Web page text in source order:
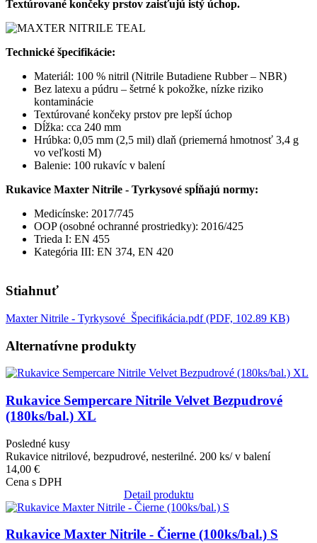
Textúrované končeky prstov zaisťujú istý úchop.
Technické špecifikácie:
Materiál: 100 % nitril (Nitrile Butadiene Rubber – NBR)
Bez latexu a púdru – šetrné k pokožke, nízke riziko
kontaminácie
Textúrované končeky prstov pre lepší úchop
Dĺžka: cca 240 mm
Hrúbka: 0,05 mm (2,5 mil) dlaň (priemerná hmotnosť 3,4 g
vo veľkosti M)
Balenie: 100 rukavíc v balení
Rukavice Maxter Nitrile - Tyrkysové spĺňajú normy:
Medicínske: 2017/745
OOP (osobné ochranné prostriedky): 2016/425
Trieda I: EN 455
Kategória III: EN 374, EN 420
Stiahnuť
Maxter Nitrile - Tyrkysové_Špecifikácia.pdf (PDF, 102.89 KB)
Alternatívne produkty
Obrázok
Rukavice Sempercare Nitrile Velvet Bezpudrové
(180ks/bal.) XL
Posledné kusy
Rukavice nitrilové, bezpudrové, nesterilné. 200 ks/ v balení
14,00 €
Cena s DPH
Detail produktu
Obrázok
Rukavice Maxter Nitrile - Čierne (100ks/bal.) S